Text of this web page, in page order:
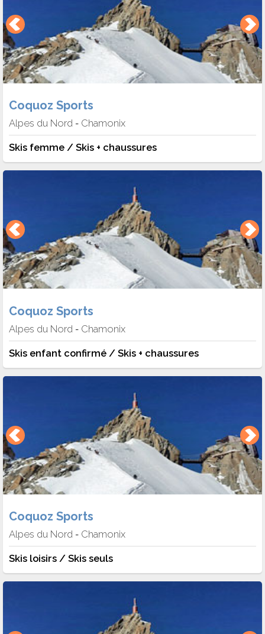
Coquoz Sports
Alpes du Nord - Chamonix
Skis femme / Skis + chaussures
Coquoz Sports
Alpes du Nord - Chamonix
Skis enfant confirmé / Skis + chaussures
Coquoz Sports
Alpes du Nord - Chamonix
Skis loisirs / Skis seuls